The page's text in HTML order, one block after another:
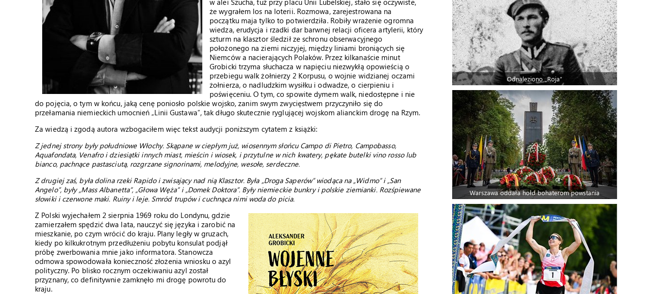
w alei Szucha, tuż przy placu Unii Lubelskiej, stało się oczywiste,
że wygrałem los na loterii. Rozmowa, zarejestrowana na
początku maja tylko to potwierdziła. Robiły wrażenie ogromna
wiedza, erudycja i rzadki dar barwnej relacji oficera artylerii, który
szturm na klasztor śledził ze schronu obserwacyjnego
położonego na ziemi niczyjej, między liniami broniących się
Niemców a nacierających Polaków. Przez kilkanaście minut
Grobicki trzyma słuchacza w napięciu niezwykłą opowieścią o
przebiegu walk żołnierzy 2 Korpusu, o wojnie widzianej oczami
żołnierza, o nadludzkim wysiłku i odwadze, o cierpieniu i
poświęceniu. O tym, co spowite dymem walk, niedostępne i nie
do pojęcia, o tym w końcu, jaką cenę poniosło polskie wojsko, zanim swym zwycięstwem przyczyniło się do
przełamania niemieckich umocnień „Linii Gustawa”, tak długo skutecznie ryglującej wojskom alianckim drogę na Rzym.
Za wiedzą i zgodą autora wzbogaciłem więc tekst audycji poniższym cytatem z książki:
Z jednej strony były południowe Włochy. Skąpane w ciepłym już, wiosennym słońcu Campo di Pietro, Campobasso,
Aquafondata, Venafro i dziesiątki innych miast, mieścin i wiosek, i przytulne w nich kwatery, pękate butelki vino rosso lub
bianco, pachnące pastasciutą, rozgrzane signorinami, melodyjne, wesołe, serdeczne.
Z drugiej zaś, była dolina rzeki Rapido i zwisający nad nią Klasztor. Była „Droga Saperów” wiodąca na „Widmo” i „San
Angelo”, były „Mass Albanetta”, „Głowa Węża” i „Domek Doktora”. Były niemieckie bunkry i polskie ziemianki. Rozśpiewane
słowiki i czerwone maki. Ruiny i leje. Smród trupów i cuchnąca nimi woda do picia.
Z Polski wyjechałem 2 sierpnia 1969 roku do Londynu, gdzie
zamierzałem spędzić dwa lata, nauczyć się języka i zarobić na
mieszkanie, po czym wrócić do kraju. Plany legły w gruzach,
kiedy po kilkukrotnym przedłużeniu pobytu konsulat podjął
próbę zwerbowania mnie jako informatora. Stanowcza
odmowa spowodowała konieczność złożenia wniosku o azyl
polityczny. Po blisko rocznym oczekiwaniu azyl został
przyznany, co definitywnie zamknęło mi drogę powrotu do
kraju.
Odnaleziono „Roja”
Warszawa oddała hołd bohaterom powstania